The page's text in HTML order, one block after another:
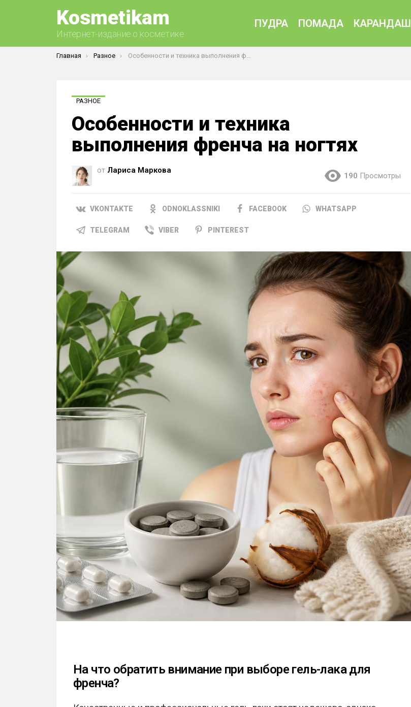
Kosmetikam
Интернет-издание о косметике
ПУДРА ПОМАДА КАРАНДАШ
Вы здесь:
Главная Разное Особенности и техника выполнения френча на ногтях
РАЗНОЕ
Особенности и техника
выполнения френча на ногтях
от Лариса Маркова
190 Просмотры
VKONTAKTE ODNOKLASSNIKI FACEBOOK WHATSAPP
TELEGRAM VIBER PINTEREST
На что обратить внимание при выборе гель-лака для
френча?